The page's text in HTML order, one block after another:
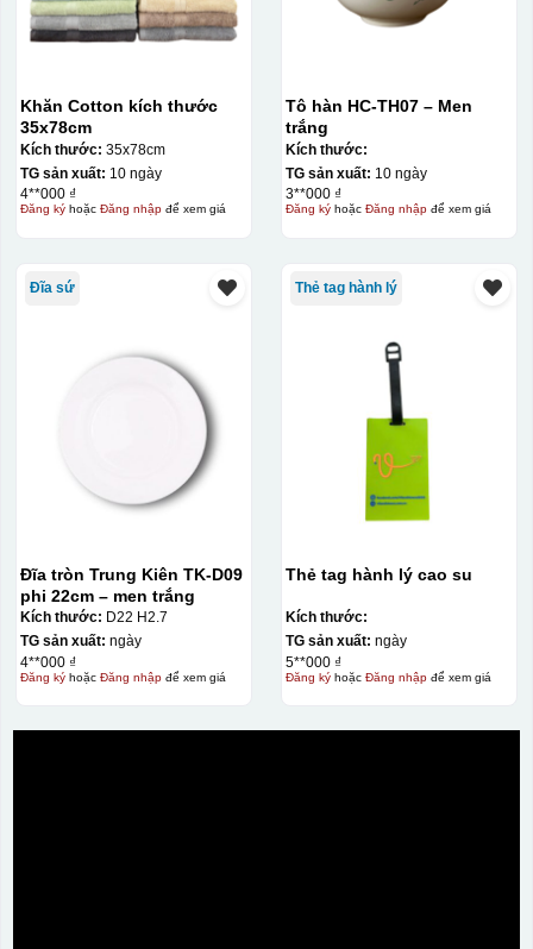
Khăn Cotton kích thước
35x78cm
Kích thước: 35x78cm
TG sản xuất: 10 ngày
4**000 ₫
Đăng kýhoặc Đăng nhậpđể xem giá
Tô hàn HC-TH07 – Men
trắng
Kích thước:
TG sản xuất: 10 ngày
3**000 ₫
Đăng kýhoặc Đăng nhậpđể xem giá
Đĩa sứ
Đĩa tròn Trung Kiên TK-D09
phi 22cm – men trắng
Kích thước: D22 H2.7
TG sản xuất: ngày
4**000 ₫
Đăng kýhoặc Đăng nhậpđể xem giá
Thẻ tag hành lý
Thẻ tag hành lý cao su
Kích thước:
TG sản xuất: ngày
5**000 ₫
Đăng kýhoặc Đăng nhậpđể xem giá